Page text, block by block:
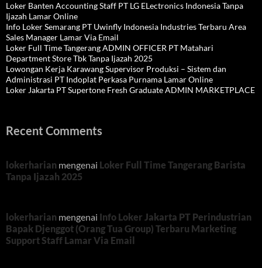
Loker Banten Accounting Staff PT LG ELectronics Indonesia Tanpa
Ijazah Lamar Online
Info Loker Semarang PT Uwinfly Indonesia Industries Terbaru Area
Sales Manager Lamar Via Email
Loker Full Time Tangerang ADMIN OFFICER PT Matahari
Department Store Tbk Tanpa Ijazah 2025
Lowongan Kerja Karawang Supervisor Produksi – Sistem dan
Administrasi PT Indoplat Perkasa Purnama Lamar Online
Loker Jakarta PT Supertone Fresh Graduate ADMIN MARKETPLACE
Recent Comments
lokerharian mengenai Loker Full Time Tangerang Barista
Tanpa Ijazah 2025
lokerharian mengenai Info Loker Jakarta PT Perindustrian
Bapak Djenggot (Orang Tua Group) Terbaru Marketing
Support Staff Lamar Via Email